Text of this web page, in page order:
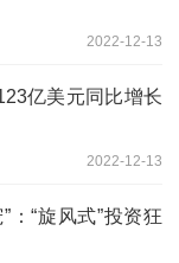
2022-12-13
亿美元同比增长
2022-12-13
：“旋风式”投资狂